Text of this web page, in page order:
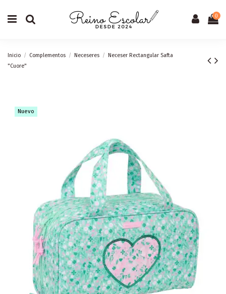
0
Inicio Complementos Neceseres
Neceser Rectangular Safta
"Cuore"
Nuevo